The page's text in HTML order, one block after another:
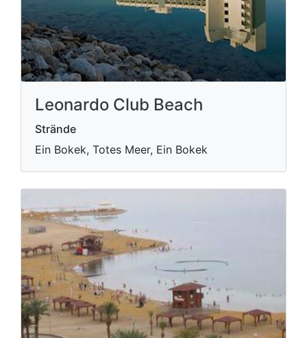
Leonardo Club Beach
Strände
Ein Bokek, Totes Meer, Ein Bokek